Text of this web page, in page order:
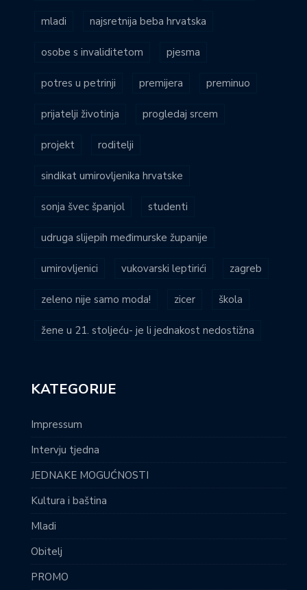
mladi najsretnija beba hrvatska
osobe s invaliditetom pjesma
potres u petrinji premijera preminuo
prijatelji životinja progledaj srcem
projekt roditelji
sindikat umirovljenika hrvatske
sonja švec španjol studenti
udruga slijepih međimurske županije
umirovljenici vukovarski leptirići zagreb
zeleno nije samo moda! zicer škola
žene u 21. stoljeću- je li jednakost nedostižna
KATEGORIJE
Impressum
Intervju tjedna
JEDNAKE MOGUĆNOSTI
Kultura i baština
Mladi
Obitelj
PROMO